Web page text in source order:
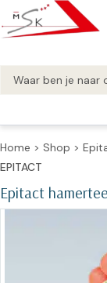
Home > Shop >
Epitact
EPITACT